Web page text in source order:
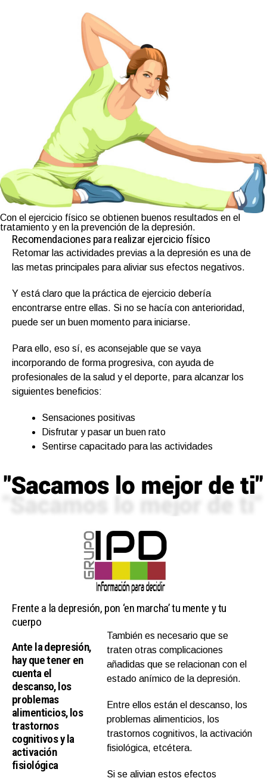
Con el ejercicio físico se obtienen buenos resultados en el
tratamiento y en la prevención de la depresión.
Recomendaciones para realizar ejercicio físico
Retomar las actividades previas a la depresión es una de
las metas principales para aliviar sus efectos negativos.
Y está claro que la práctica de ejercicio debería
encontrarse entre ellas. Si no se hacía con anterioridad,
puede ser un buen momento para iniciarse.
Para ello, eso sí, es aconsejable que se vaya
incorporando de forma progresiva, con ayuda de
profesionales de la salud y el deporte, para alcanzar los
siguientes beneficios:
Sensaciones positivas
Disfrutar y pasar un buen rato
Sentirse capacitado para las actividades
Frente a la depresión, pon ‘en marcha’ tu mente y tu
cuerpo
Ante la depresión,
hay que tener en
cuenta el
descanso, los
problemas
alimenticios, los
trastornos
cognitivos y la
activación
fisiológica
También es necesario que se
traten otras complicaciones
añadidas que se relacionan con el
estado anímico de la depresión.
Entre ellos están el descanso, los
problemas alimenticios, los
trastornos cognitivos, la activación
fisiológica, etcétera.
Si se alivian estos efectos